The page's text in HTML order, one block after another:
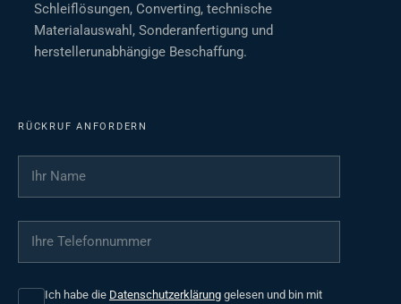
Schleiflösungen, Converting, technische
Materialauswahl, Sonderanfertigung und
herstellerunabhängige Beschaffung.
RÜCKRUF ANFORDERN
Ihr Name
Ihre Telefonnummer
Ich habe die Datenschutzerklärung gelesen und bin mit